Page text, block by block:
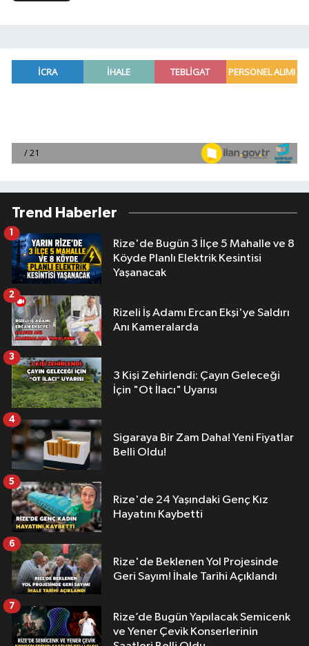
Trend Haberler
Rize'de Bugün 3 İlçe 5 Mahalle ve 8
Köyde Planlı Elektrik Kesintisi
Yaşanacak
1
Rizeli İş Adamı Ercan Ekşi'ye Saldırı
Anı Kameralarda
2
3 Kişi Zehirlendi: Çayın Geleceği
İçin "Ot İlacı" Uyarısı
3
Sigaraya Bir Zam Daha! Yeni Fiyatlar
Belli Oldu!
4
Rize'de 24 Yaşındaki Genç Kız
Hayatını Kaybetti
5
Rize'de Beklenen Yol Projesinde
Geri Sayım! İhale Tarihi Açıklandı
6
Rize’de Bugün Yapılacak Semicenk
ve Yener Çevik Konserlerinin
7